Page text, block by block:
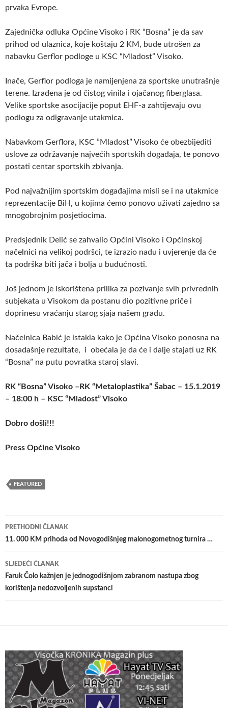
prvaka Evrope.
Zajednička odluka Općine Visoko i RK “Bosna” je da sav
prihod od ulaznica, koje koštaju 2 KM, bude utrošen za
nabavku Gerflor podloge u KSC “Mladost” Visoko.
Inače, Gerflor podloga je namijenjena za sportske unutrašnje
terene. Izrađena je od čistog vinila i ojačanog fiberglasa.
Velike sportske asocijacije poput EHF-a zahtijevaju ovu
podlogu za odigravanje utakmica.
Nabavkom Gerflora, KSC ”Mladost” Visoko će obezbijediti
uslove za održavanje najvećih sportskih događaja, te ponovo
postati centar sportskih zbivanja.
Pod najvažnijim sportskim događajima misli se i na utakmice
reprezentacije BiH, u kojima ćemo ponovo uživati zajedno sa
mnogobrojnim posjetiocima.
Predsjednik Delić se zahvalio Općini Visoko i Općinskoj
načelnici na velikoj podršci, te izrazio nadu i uvjerenje da će
ta podrška biti jača i bolja u budućnosti.
Još jednom je iskorištena prilika za pozivanje svih privrednih
subjekata u Visokom da postanu dio pozitivne priče i
doprinesu vraćanju starog sjaja našem gradu.
Načelnica Babić je istakla kako je Općina Visoko ponosna na
dosadašnje rezultate, i obećala je da će i dalje stajati uz RK
“Bosna” na putu povratka staroj slavi.
RK “Bosna” Visoko –RK “Metaloplastika” Šabac – 15.1.2019
– 18:00 h – KSC “Mladost” Visoko
Dobro došli!!!
Press Općine Visoko
FEATURED
Navigacija
članaka
PRETHODNI ČLANAK
11. 000 KM prihoda od Novogodišnjeg malonogometnog turnira …
SLJEDEĆI ČLANAK
Faruk Čolo kažnjen je jednogodišnjom zabranom nastupa zbog
korištenja nedozvoljenih supstanci